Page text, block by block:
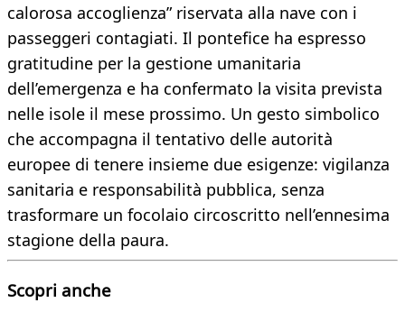
calorosa accoglienza” riservata alla nave con i
passeggeri contagiati. Il pontefice ha espresso
gratitudine per la gestione umanitaria
dell’emergenza e ha confermato la visita prevista
nelle isole il mese prossimo. Un gesto simbolico
che accompagna il tentativo delle autorità
europee di tenere insieme due esigenze: vigilanza
sanitaria e responsabilità pubblica, senza
trasformare un focolaio circoscritto nell’ennesima
stagione della paura.
Scopri anche